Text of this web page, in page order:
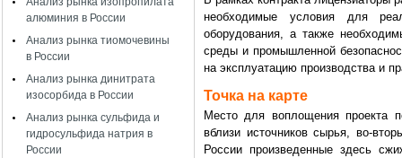
алюминия в России
Анализ рынка тиомочевины
в России
Анализ рынка динитрата
изосорбида в России
Анализ рынка сульфида и
гидросульфида натрия в
России
необходимые условия для
оборудования, а также
среды и промышленной
на эксплуатацию производства и
Точка на карте
Место для воплощения проекта
вблизи источников сырья, во-
России произведенные здесь